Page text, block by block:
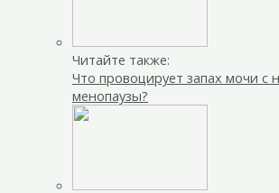
Читайте также:
Что провоцирует запах мочи с
менопаузы?